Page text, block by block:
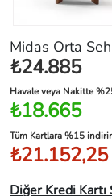
Midas Orta
₺24.885
Havale veya Nakitte
₺18.665
Tüm Kartlara %15
₺21.152,25
Diğer Kredi Kartı